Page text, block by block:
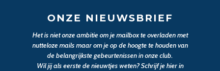
ONZE NIEUWSBRIEF
Het is niet onze ambitie om je mailbox te overladen met
nutteloze mails maar om je op de hoogte te houden van
de belangrijkste gebeurtenissen in onze club.
Wil jij als eerste de nieuwtjes weten? Schrijf je hier in